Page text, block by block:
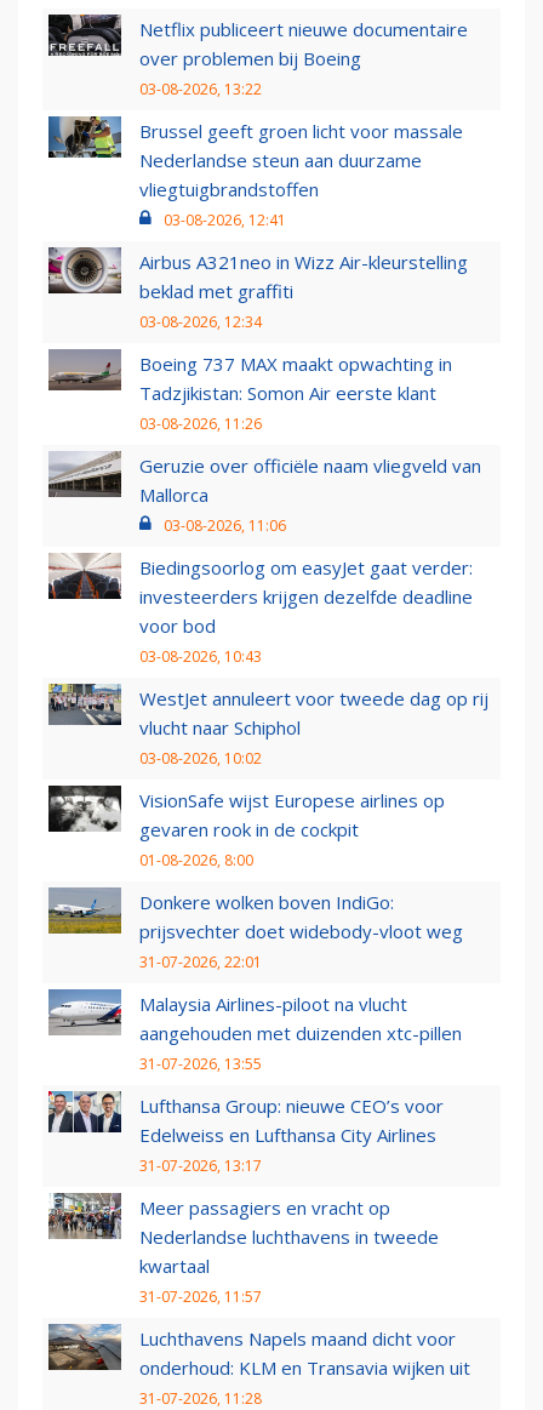
Netflix publiceert nieuwe documentaire
over problemen bij Boeing
03-08-2026, 13:22
Brussel geeft groen licht voor massale
Nederlandse steun aan duurzame
vliegtuigbrandstoffen
03-08-2026, 12:41
Airbus A321neo in Wizz Air-kleurstelling
beklad met graffiti
03-08-2026, 12:34
Boeing 737 MAX maakt opwachting in
Tadzjikistan: Somon Air eerste klant
03-08-2026, 11:26
Geruzie over officiële naam vliegveld van
Mallorca
03-08-2026, 11:06
Biedingsoorlog om easyJet gaat verder:
investeerders krijgen dezelfde deadline
voor bod
03-08-2026, 10:43
WestJet annuleert voor tweede dag op rij
vlucht naar Schiphol
03-08-2026, 10:02
VisionSafe wijst Europese airlines op
gevaren rook in de cockpit
01-08-2026, 8:00
Donkere wolken boven IndiGo:
prijsvechter doet widebody-vloot weg
31-07-2026, 22:01
Malaysia Airlines-piloot na vlucht
aangehouden met duizenden xtc-pillen
31-07-2026, 13:55
Lufthansa Group: nieuwe CEO’s voor
Edelweiss en Lufthansa City Airlines
31-07-2026, 13:17
Meer passagiers en vracht op
Nederlandse luchthavens in tweede
kwartaal
31-07-2026, 11:57
Luchthavens Napels maand dicht voor
onderhoud: KLM en Transavia wijken uit
31-07-2026, 11:28